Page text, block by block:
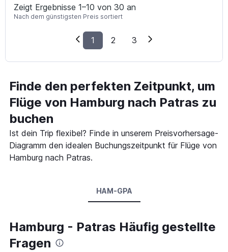
Zeigt Ergebnisse 1–10 von 30 an
Nach dem günstigsten Preis sortiert
1 2 3
Finde den perfekten Zeitpunkt, um
Flüge von Hamburg nach Patras zu
buchen
Ist dein Trip flexibel? Finde in unserem Preisvorhersage-
Diagramm den idealen Buchungszeitpunkt für Flüge von
Hamburg nach Patras.
HAM-GPA
Hamburg - Patras Häufig gestellte
Fragen